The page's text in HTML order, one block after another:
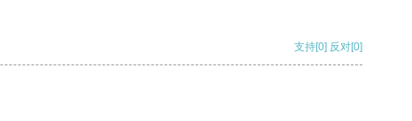
支持[0] 反对[0]